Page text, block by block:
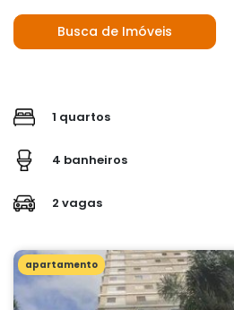
Busca de Imóveis
1 quartos
4 banheiros
2 vagas
apartamento